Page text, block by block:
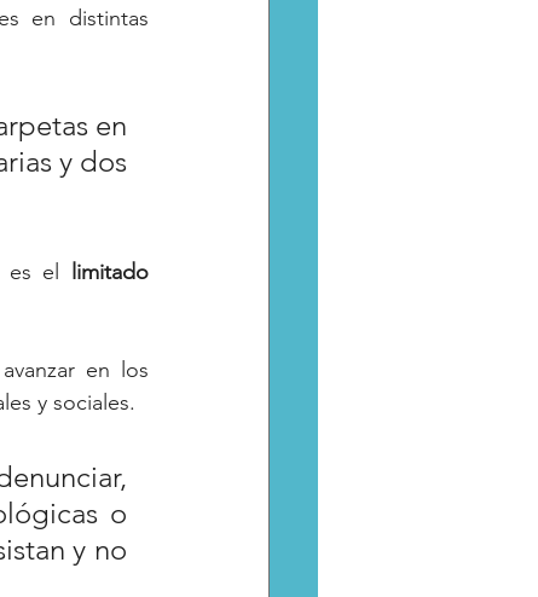
en distintas
en
y dos
es el
limitado
en los
y sociales.
o
y no